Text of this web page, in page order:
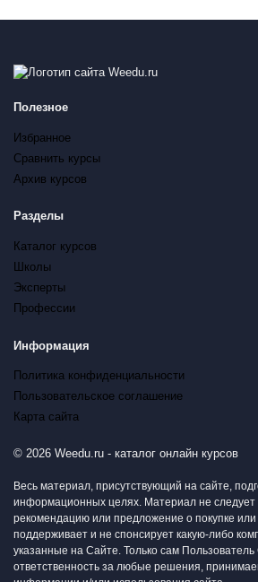
Полезное
Избранное
Сравнить курсы
Архив курсов
Разделы
Каталог курсов
Школы
Эксперты
Профессии
Информация
Политика конфиденциальности
Пользовательское соглашение
Карта сайта
© 2026 Weedu.ru - каталог онлайн курсов
Весь материал, присутствующий на сайте,
информационных целях. Материал не следует
рекомендацию или предложение о покупке
поддерживает и не спонсирует какую-либо
указанные на Сайте. Только сам
ответственность за любые решения,